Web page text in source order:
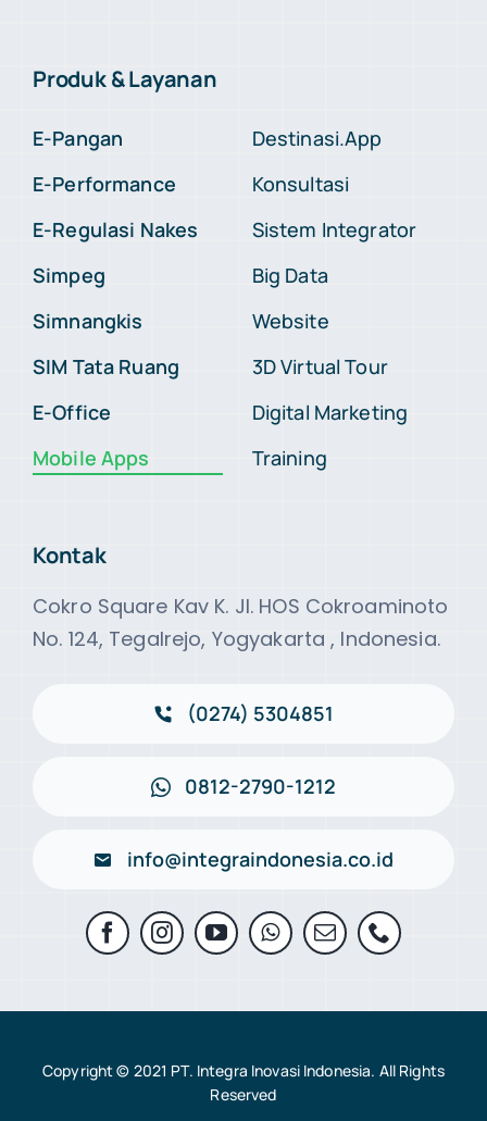
Produk & Layanan
E-Pangan
E-Performance
E-Regulasi Nakes
Simpeg
Simnangkis
SIM Tata Ruang
E-Office
Mobile Apps
Destinasi.App
Konsultasi
Sistem Integrator
Big Data
Website
3D Virtual Tour
Digital Marketing
Training
Kontak
Cokro Square Kav K. Jl. HOS Cokroaminoto
No. 124, Tegalrejo, Yogyakarta , Indonesia.
(0274) 5304851
0812-2790-1212
info@integraindonesia.co.id
Copyright © 2021 PT. Integra Inovasi Indonesia. All Rights
Reserved